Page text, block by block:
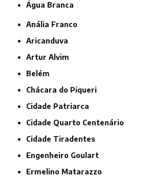
Água Branca
Anália Franco
Aricanduva
Artur Alvim
Belém
Chácara do Piqueri
Cidade Patriarca
Cidade Quarto Centenário
Cidade Tiradentes
Engenheiro Goulart
Ermelino Matarazzo